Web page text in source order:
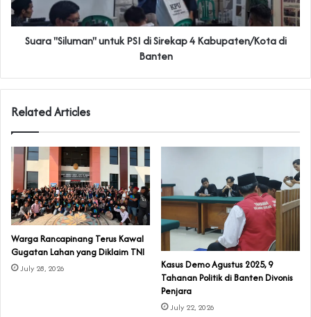
Suara "Siluman" untuk PSI di Sirekap 4 Kabupaten/Kota di
Banten
Related Articles
‎Warga Rancapinang Terus Kawal
Gugatan Lahan yang Diklaim TNI‎‎
July 28, 2026
‎Kasus Demo Agustus 2025, 9
Tahanan Politik di Banten Divonis
Penjara
July 22, 2026